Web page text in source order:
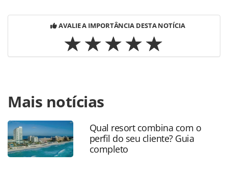
AVALIE A IMPORTÂNCIA DESTA NOTÍCIA
https://www.panrotas.com.br/mercado/operadoras/2024/
league-europa-e-expansao-marcam-smiles-viagens-na-
wtm-2024_204851.html ou as ferramentas oferecidas na
página. Todo o conteúdo produzido pela PANROTAS
Editora é protegido pela legislação brasileira sobre direito
autoral. Não reproduza o conteúdo sem autorização da
Mais notícias
Qual resort combina com o
perfil do seu cliente? Guia
completo